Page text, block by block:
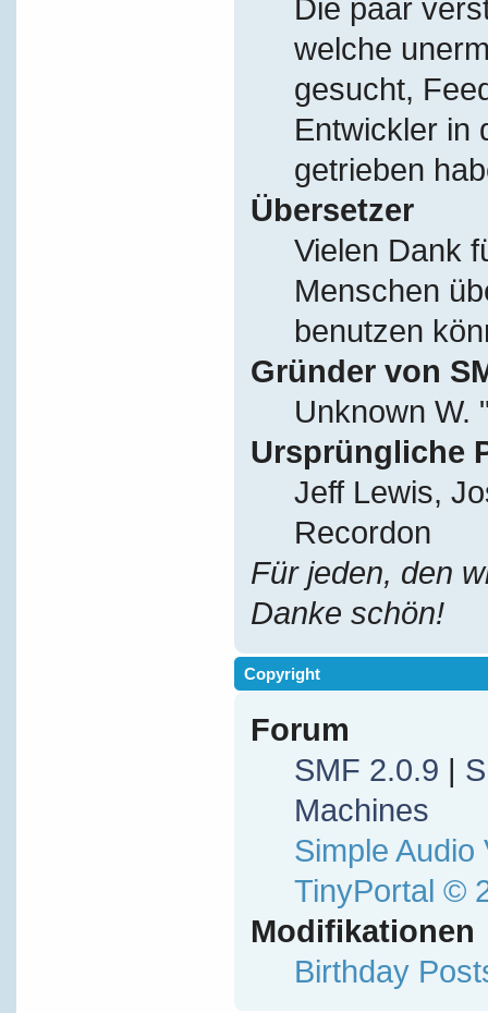
Die paar
welche
gesucht,
Entwickler in
getrieben
Übersetzer
Vielen Dank
Menschen
benutzen
Gründer von
Unknown W.
Ursprüngliche
Jeff Lewis,
Recordon
Für jeden, den
Danke schön!
Copyright
Forum
SMF 2.0.9 |
Machines
Simple Audio
TinyPortal ©
Modifikationen
Birthday